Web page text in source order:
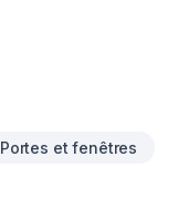
Portes et fenêtres